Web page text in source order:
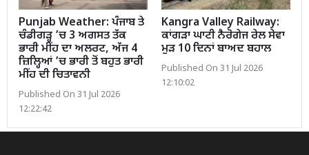
Punjab Weather: ਪੰਜਾਬ ਤੇ
ਚੰਡੀਗੜ੍ਹ ’ਚ 3 ਅਗਸਤ ਤੱਕ
ਭਾਰੀ ਮੀਂਹ ਦਾ ਅਲਰਟ, ਅੱਜ 4
ਜ਼ਿਲ੍ਹਿਆਂ ’ਚ ਭਾਰੀ ਤੋਂ ਬਹੁਤ ਭਾਰੀ
ਮੀਂਹ ਦੀ ਚਿਤਾਵਨੀ
Published On 31 Jul 2026
12:22:42
Kangra Valley Railway:
ਕਾਂਗੜਾ ਘਾਟੀ ਨੈਰੋਗੇਜ ਰੇਲ ਸੇਵਾ
ਮੁੜ 10 ਦਿਨਾਂ ਬਾਅਦ ਬਹਾਲ
Published On 31 Jul 2026
12:10:02